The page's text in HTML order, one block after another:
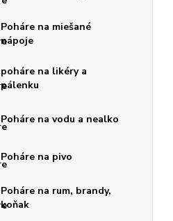
Poháre na miešané
nápoje
poháre na likéry a
pálenku
Poháre na vodu a nealko
Poháre na pivo
Poháre na rum, brandy,
koňak